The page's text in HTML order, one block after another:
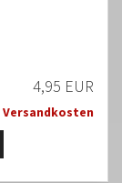
4,95 EUR
Versandkosten